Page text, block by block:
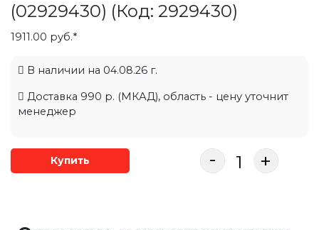
(02929430) (Код: 2929430)
1911.00 руб.*
В наличии на 04.08.26 г.
Доставка 990 р. (МКАД), область - цену уточнит
менеджер
Купить - +